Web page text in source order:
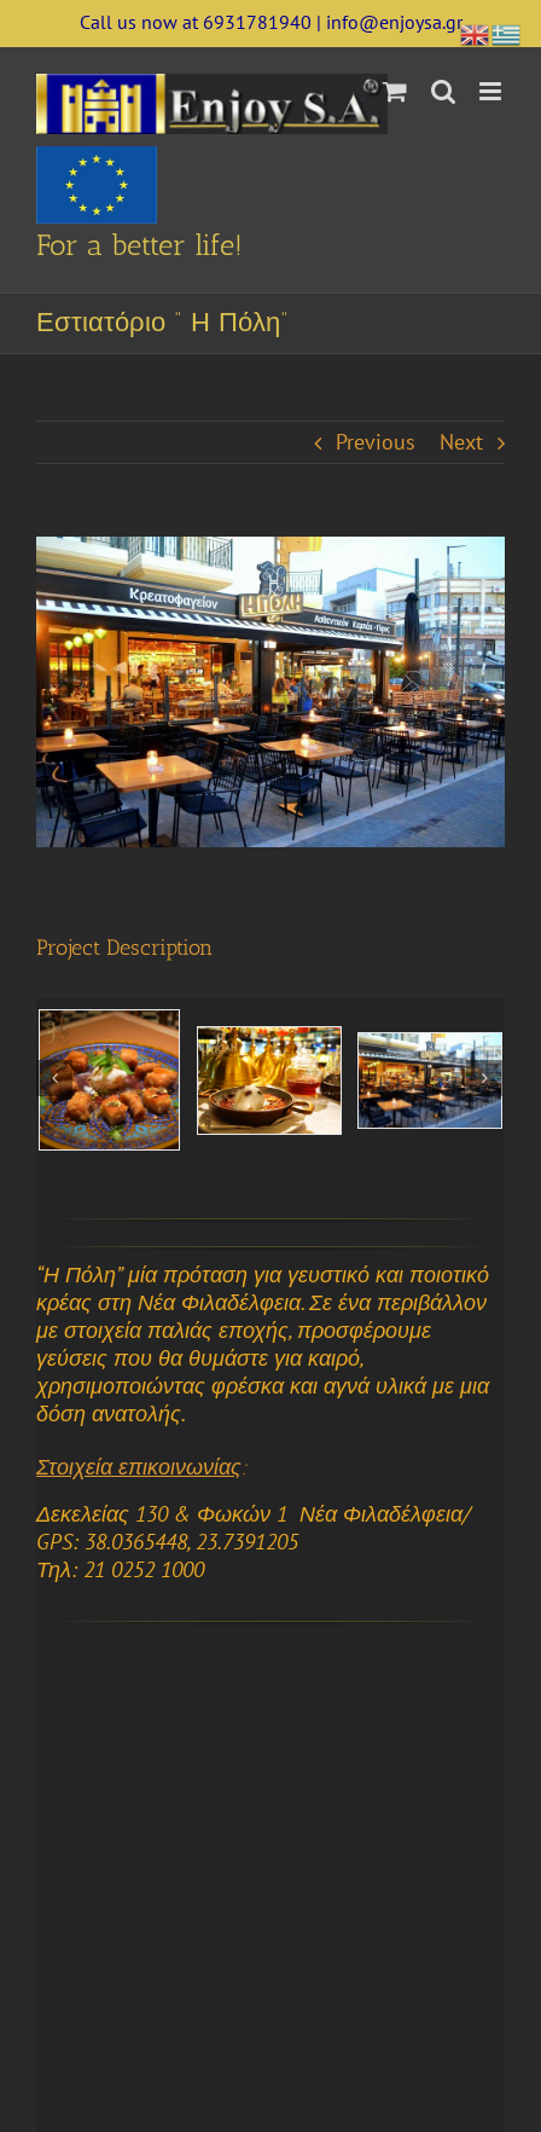
to
content
Call us now at 6931781940 | info@enjoysa.gr
For a better life!
Εστιατόριο ” Η Πόλη”
Previous Next
View
Larger
Image
Project Description
“Η Πόλη” μία πρόταση για γευστικό και ποιοτικό
κρέας στη Νέα Φιλαδέλφεια. Σε ένα περιβάλλον
με στοιχεία παλιάς εποχής, προσφέρουμε
γεύσεις που θα θυμάστε για καιρό,
χρησιμοποιώντας φρέσκα και αγνά υλικά με μια
δόση ανατολής.
Στοιχεία επικοινωνίας:
Δεκελείας 130 & Φωκών 1 Νέα Φιλαδέλφεια/
GPS: 38.0365448, 23.7391205
Τηλ: 21 0252 1000